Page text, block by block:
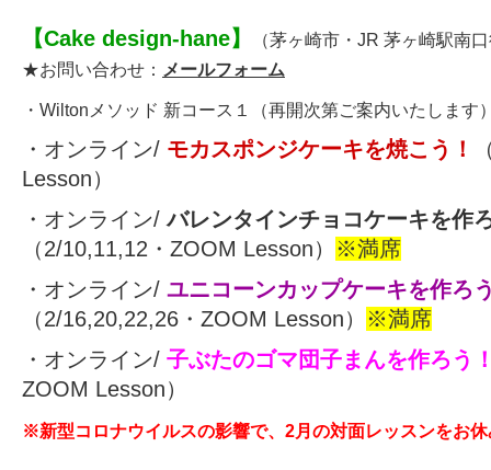
【Cake design-hane】
（茅ヶ崎市・JR 茅ヶ崎駅南
★お問い合わせ： メールフォーム
・ Wiltonメソッド 新コース １ （再開次第ご案内いたします
・オンライン/ モカスポンジケーキを焼こう！
Lesson）
・オンライン/ バレンタインチョコケーキを作
（2/10,11,12・ZOOM Lesson）
※満席
・オンライン/ ユニコーンカップケーキを作ろ
（2/16,20,22,26・ZOOM Lesson）
※満席
・オンライン/ 子ぶたのゴマ団子まんを作ろう
ZOOM Lesson）
※新型コロナウイルスの影響で、2月の対面レッスンをお